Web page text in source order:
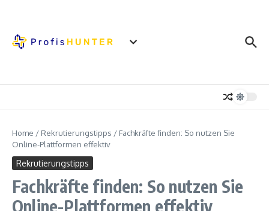
Home / Rekrutierungstipps / Fachkräfte finden: So nutzen Sie
Online-Plattformen effektiv
Rekrutierungstipps
Fachkräfte finden: So nutzen Sie
Online-Plattformen effektiv